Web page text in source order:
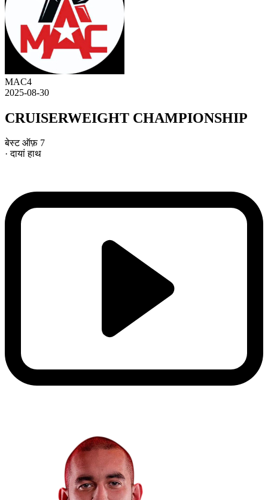
MAC4
2025-08-30
CRUISERWEIGHT CHAMPIONSHIP
बेस्ट ऑफ़ 7
· दायां हाथ